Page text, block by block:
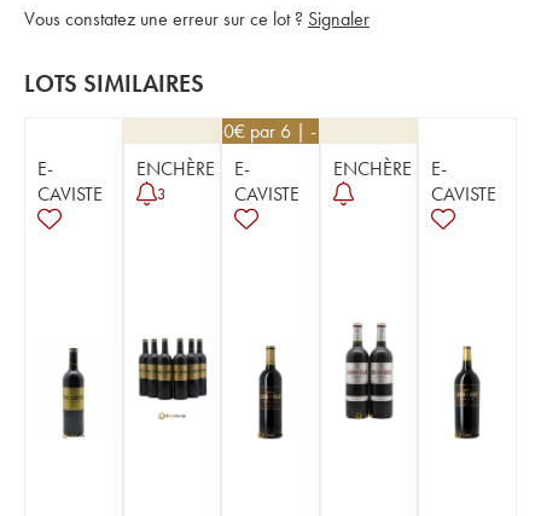
Vous constatez une erreur sur ce lot ? Signaler
LOTS SIMILAIRES
E-
CAVISTE
ENCHÈRE
3
21,60€ par 6 | -10%
E-
CAVISTE
ENCHÈRE
E-
CAVISTE